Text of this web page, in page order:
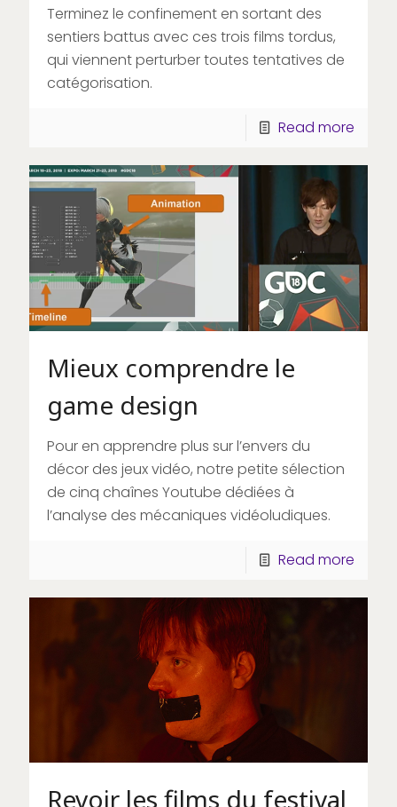
Terminez le confinement en sortant des
sentiers battus avec ces trois films tordus,
qui viennent perturber toutes tentatives de
catégorisation.
Read more
Mieux comprendre le
game design
Pour en apprendre plus sur l’envers du
décor des jeux vidéo, notre petite sélection
de cinq chaînes Youtube dédiées à
l’analyse des mécaniques vidéoludiques.
Read more
Revoir les films du festival